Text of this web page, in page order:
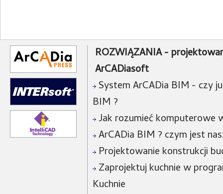
ROZWIĄZANIA -
ArCADiasoft
System ArCADia BIM - czy
BIM ?
Jak rozumieć komputerowe
ArCADia BIM ? czym jest
Projektowanie konstrukcji
Zaprojektuj kuchnie w
Kuchnie